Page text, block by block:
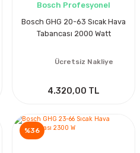
Bosch Profesyonel
Bosch GHG 20-63 Sıcak Hava
Tabancası 2000 Watt
Ücretsiz Nakliye
4.320,00 TL
%36